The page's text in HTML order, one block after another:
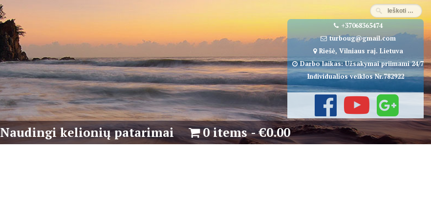
+37068365474
turboug@gmail.com
Riešė, Vilniaus raj. Lietuva
Darbo laikas: Užsakymai priimami 24/7
Individualios veiklos Nr.782922
Naudingi kelionių patarimai 0 items €0.00